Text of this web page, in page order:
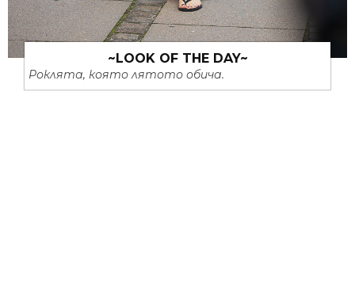
~LOOK OF THE DAY~
Роклята, която лятото обича.